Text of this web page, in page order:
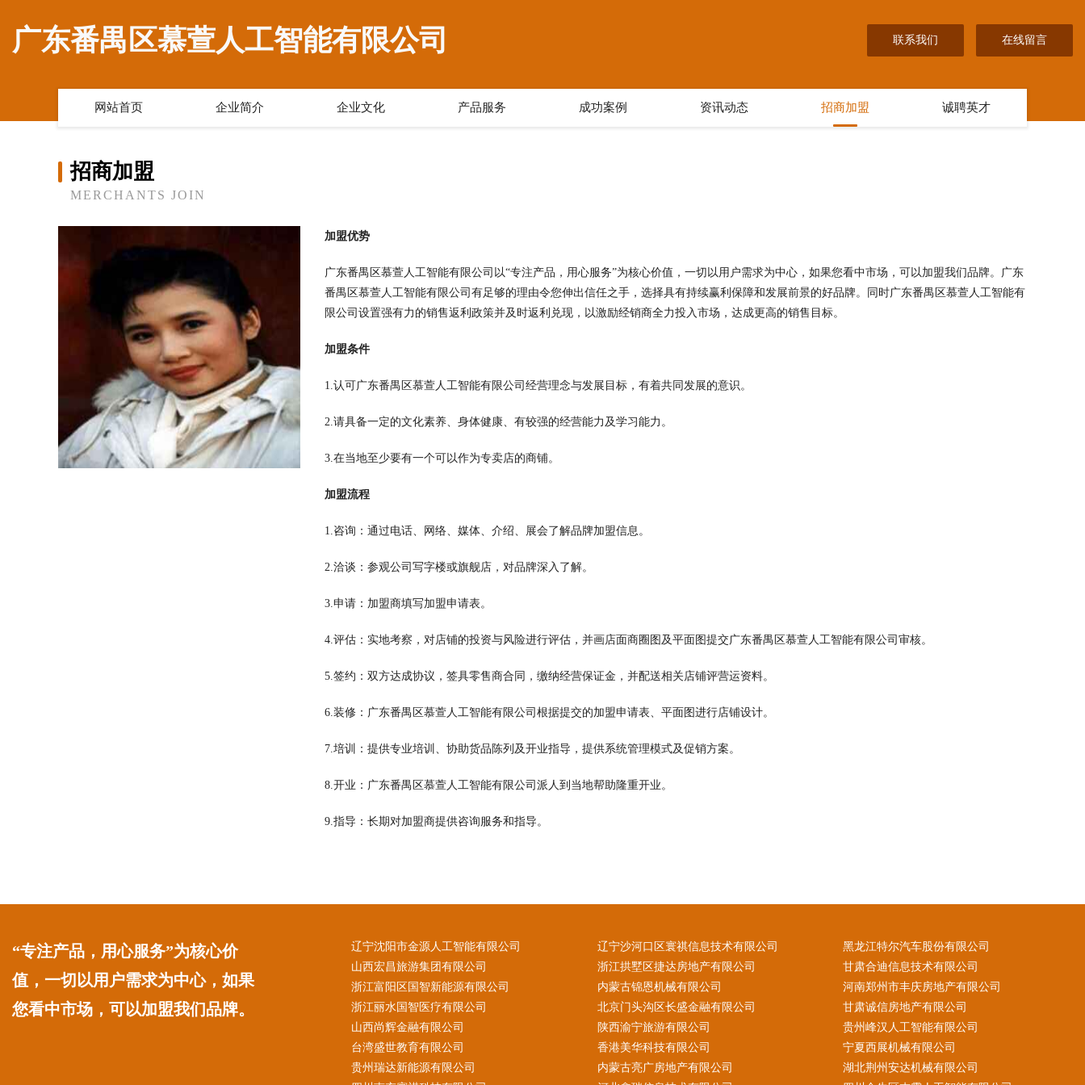
广东番禺区慕萱人工智能有限公司 联系我们 在线留言
网站首页 企业简介 企业文化 产品服务 成功案例 资讯动态 招商加盟 诚聘英才
招商加盟
MERCHANTS JOIN
加盟优势
广东番禺区慕萱人工智能有限公司以“专注产品，用心服务”为核心价值，一切以用户需求为中心，如果您看中市场，可以加盟我们品牌。广东
番禺区慕萱人工智能有限公司有足够的理由令您伸出信任之手，选择具有持续赢利保障和发展前景的好品牌。同时广东番禺区慕萱人工智能有
限公司设置强有力的销售返利政策并及时返利兑现，以激励经销商全力投入市场，达成更高的销售目标。
加盟条件
1.认可广东番禺区慕萱人工智能有限公司经营理念与发展目标，有着共同发展的意识。
2.请具备一定的文化素养、身体健康、有较强的经营能力及学习能力。
3.在当地至少要有一个可以作为专卖店的商铺。
加盟流程
1.咨询：通过电话、网络、媒体、介绍、展会了解品牌加盟信息。
2.洽谈：参观公司写字楼或旗舰店，对品牌深入了解。
3.申请：加盟商填写加盟申请表。
4.评估：实地考察，对店铺的投资与风险进行评估，并画店面商圈图及平面图提交广东番禺区慕萱人工智能有限公司审核。
5.签约：双方达成协议，签具零售商合同，缴纳经营保证金，并配送相关店铺评营运资料。
6.装修：广东番禺区慕萱人工智能有限公司根据提交的加盟申请表、平面图进行店铺设计。
7.培训：提供专业培训、协助货品陈列及开业指导，提供系统管理模式及促销方案。
8.开业：广东番禺区慕萱人工智能有限公司派人到当地帮助隆重开业。
9.指导：长期对加盟商提供咨询服务和指导。
“专注产品，用心服务”为核心价
值，一切以用户需求为中心，如果
您看中市场，可以加盟我们品牌。
辽宁沈阳市金源人工智能有限公司 辽宁沙河口区寰祺信息技术有限公司
黑龙江特尔汽车股份有限公司
山西宏昌旅游集团有限公司
浙江拱墅区捷达房地产有限公司
甘肃合迪信息技术有限公司
浙江富阳区国智新能源有限公司
内蒙古锦恩机械有限公司
河南郑州市丰庆房地产有限公司
浙江丽水国智医疗有限公司
北京门头沟区长盛金融有限公司
甘肃诚信房地产有限公司
山西尚辉金融有限公司
陕西渝宁旅游有限公司
贵州峰汉人工智能有限公司
台湾盛世教育有限公司
香港美华科技有限公司
宁夏西展机械有限公司
贵州瑞达新能源有限公司
内蒙古亮广房地产有限公司
湖北荆州安达机械有限公司